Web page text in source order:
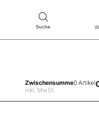
Suche
Zwischensumme
inkl. MwSt.
0 Artikel